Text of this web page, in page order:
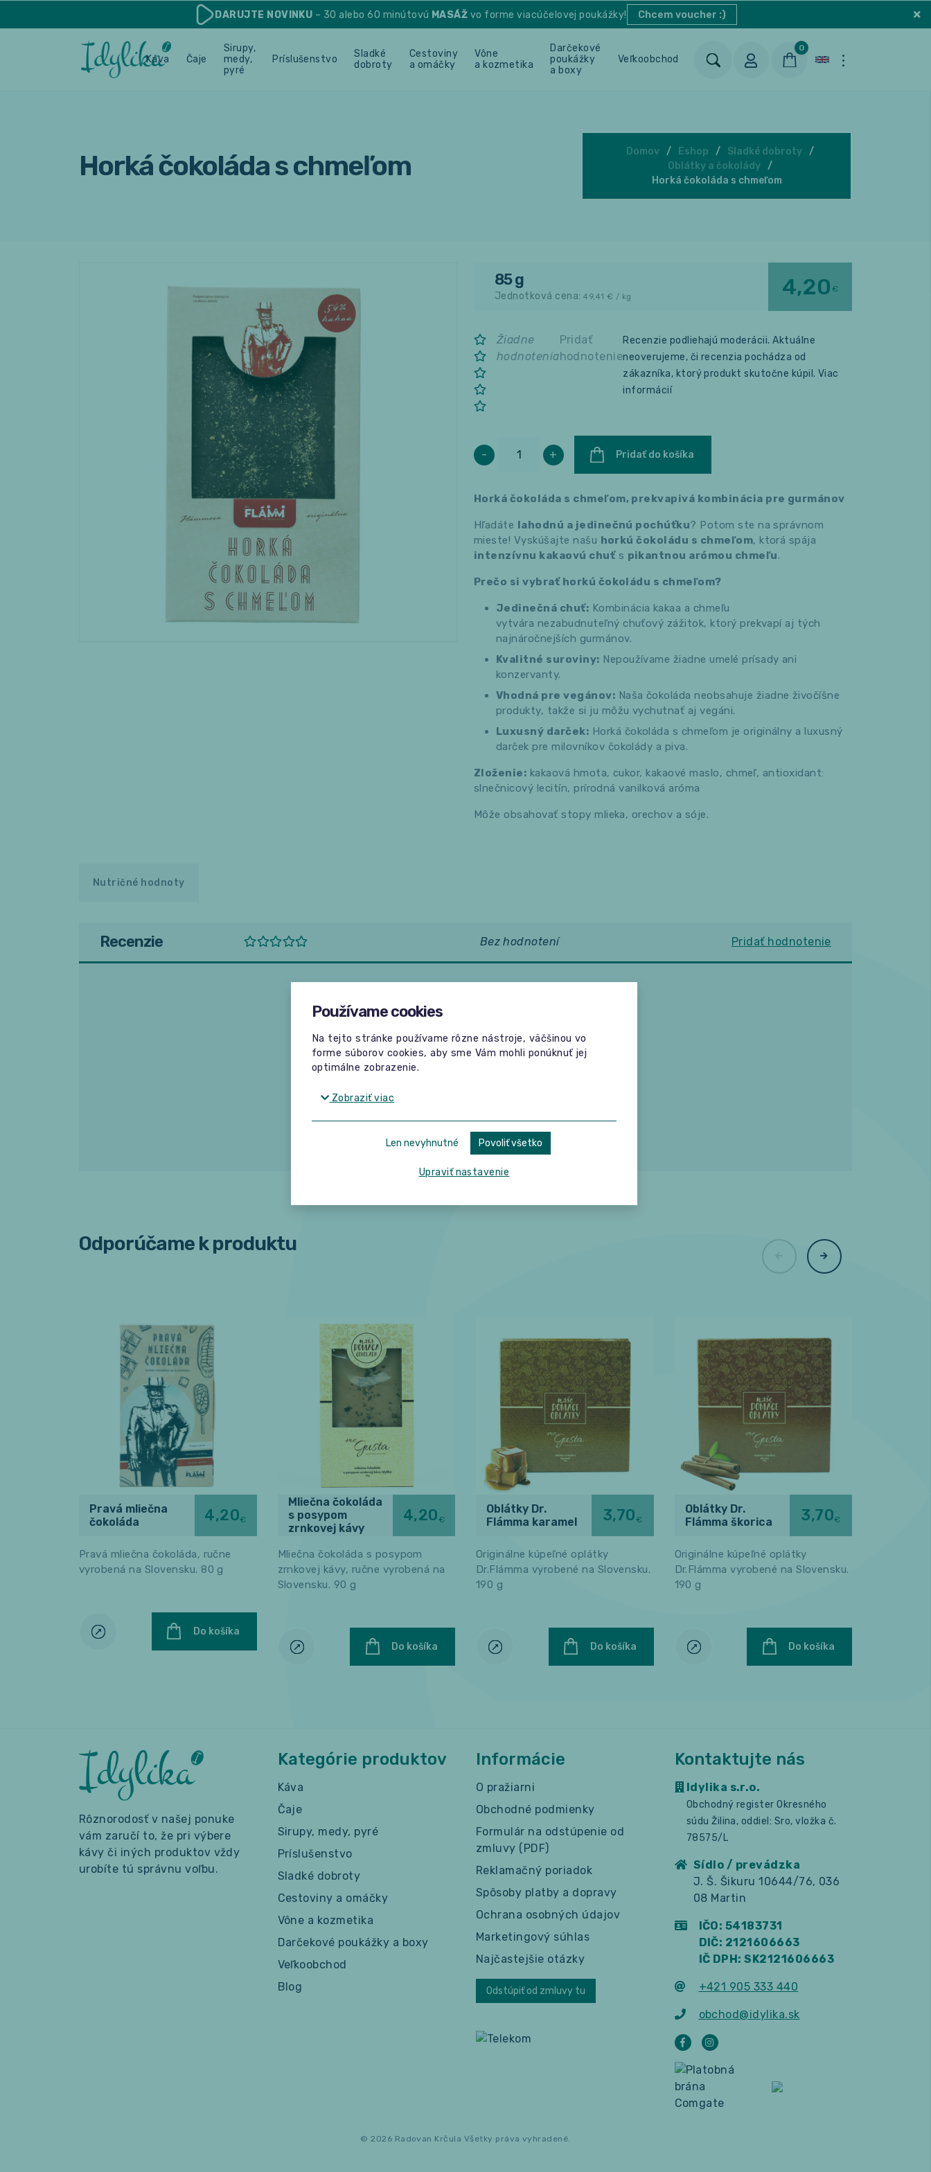
DARUJTE NOVINKU – 30 alebo 60 minútovú MASÁŽ vo forme viacúčelovej poukážky! Chcem voucher :)
Káva Čaje
Sirupy,
medy,
pyré
Príslušenstvo
Sladké
dobroty
Cestoviny
a omáčky
Vône
a kozmetika
Darčekové
poukážky
a boxy
Veľkoobchod Blog Kontakt
0
Horká čokoláda s chmeľom Domov Eshop
Sladké dobroty
Oblátky a čokolády
Horká čokoláda s chmeľom
85 g
Jednotková cena:49,41 € / kg 4,20 €
Žiadne
hodnotenia
Pridať
hodnotenie
Recenzie podliehajú moderácii. Aktuálne
neoverujeme, či recenzia pochádza od
zákazníka, ktorý produkt skutočne kúpil. Viac
informácií
- + Pridať do košíka
Horká čokoláda s chmeľom, prekvapivá kombinácia pre gurmánov
Hľadáte lahodnú a jedinečnú pochúťku? Potom ste na správnom
mieste! Vyskúšajte našu horkú čokoládu s chmeľom, ktorá spája
intenzívnu kakaovú chuťs pikantnou arómou chmeľu.
Prečo si vybrať horkú čokoládu s chmeľom?
Jedinečná chuť: Kombinácia kakaa a chmeľu
vytvára nezabudnuteľný chuťový zážitok, ktorý prekvapí aj tých
najnáročnejších gurmánov.
Kvalitné suroviny: Nepoužívame žiadne umelé prísady ani
konzervanty.
Vhodná pre vegánov: Naša čokoláda neobsahuje žiadne živočíšne
produkty, takže si ju môžu vychutnať aj vegáni.
Luxusný darček: Horká čokoláda s chmeľom je originálny a luxusný
darček pre milovníkov čokolády a piva.
Zloženie: kakaová hmota, cukor, kakaové maslo, chmeľ, antioxidant:
slnečnicový lecitín, prírodná vanilková aróma
Môže obsahovať stopy mlieka, orechov a sóje.
Nutričné hodnoty
Recenzie Bez hodnotení Pridať hodnotenie
Žiadne hodnotenia
Buďte prvý, kto napíše hodnotenie.
Odporúčame k produktu
Pravá mliečna
čokoláda
4,20€
Pravá mliečna čokoláda, ručne
vyrobená na Slovensku. 80 g
Do košíka
Mliečna čokoláda
s posypom
zrnkovej kávy
4,20€
Mliečna čokoláda s posypom
zrnkovej kávy, ručne vyrobená na
Slovensku. 90 g
Do košíka
Oblátky Dr.
Flámma karamel
3,70€
Originálne kúpeľné oplátky
Dr.Flámma vyrobené na Slovensku.
190 g
Do košíka
Oblátky Dr.
Flámma škorica
3,70€
Originálne kúpeľné oplátky
Dr.Flámma vyrobené na Slovensku.
190 g
Do košíka
Rôznorodosť v našej ponuke
vám zaručí to, že pri výbere
kávy či iných produktov vždy
urobíte tú správnu voľbu.
Kategórie produktov
Káva
Čaje
Sirupy, medy, pyré
Príslušenstvo
Sladké dobroty
Cestoviny a omáčky
Vône a kozmetika
Darčekové poukážky a boxy
Veľkoobchod
Blog
Informácie
O pražiarni
Obchodné podmienky
Formulár na odstúpenie od
zmluvy (PDF)
Reklamačný poriadok
Spôsoby platby a dopravy
Ochrana osobných údajov
Marketingový súhlas
Najčastejšie otázky
Odstúpiť od zmluvy tu
Kontaktujte nás
Idylika s.r.o.
Obchodný register Okresného
súdu Žilina, oddiel: Sro, vložka č.
78575/L
Sídlo / prevádzka
J. Š. Šikuru 10644/76, 036
08 Martin
IČO: 54183731
DIČ: 2121606663
IČ DPH: SK2121606663
+421 905 333 440
obchod@idylika.sk
© 2026 Radovan Krčula Všetky práva vyhradené.
Používame cookies
Na tejto stránke používame rôzne nástroje, väčšinou vo
forme súborov cookies, aby sme Vám mohli ponúknuť jej
optimálne zobrazenie.
Zobraziť viac
Len nevyhnutné Povoliť všetko
Upraviť nastavenie